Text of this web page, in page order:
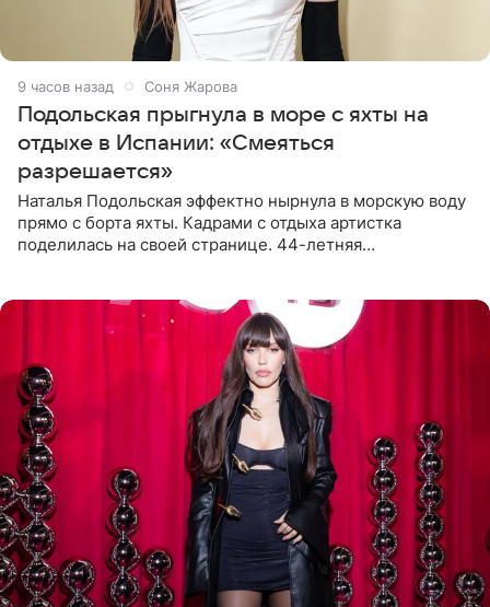
9 часов назад Соня Жарова
Подольская прыгнула в море с яхты на
отдыхе в Испании: «Смеяться
разрешается»
Наталья Подольская эффектно нырнула в морскую воду
прямо с борта яхты. Кадрами с отдыха артистка
поделилась на своей странице. 44-летняя